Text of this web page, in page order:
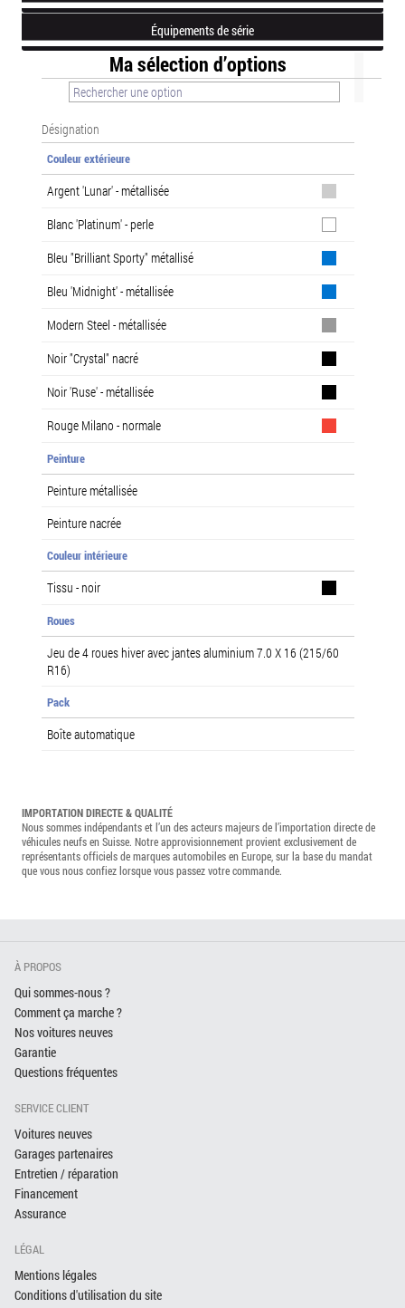
Équipements de série
Ma sélection d’options
Désignation
Couleur extérieure
Argent 'Lunar' - métallisée
Blanc 'Platinum' - perle
Bleu "Brilliant Sporty" métallisé
Bleu 'Midnight' - métallisée
Modern Steel - métallisée
Noir "Crystal" nacré
Noir 'Ruse' - métallisée
Rouge Milano - normale
Peinture
Peinture métallisée
Peinture nacrée
Couleur intérieure
Tissu - noir
Roues
Jeu de 4 roues hiver avec jantes aluminium 7.0 X 16 (215/60
R16)
Pack
Boîte automatique
IMPORTATION DIRECTE & QUALITÉ
Nous sommes indépendants et l’un des acteurs majeurs de l’importation directe de
véhicules neufs en Suisse. Notre approvisionnement provient exclusivement de
représentants officiels de marques automobiles en Europe, sur la base du mandat
que vous nous confiez lorsque vous passez votre commande.
À PROPOS
Qui sommes-nous ?
Comment ça marche ?
Nos voitures neuves
Garantie
Questions fréquentes
SERVICE CLIENT
Voitures neuves
Garages partenaires
Entretien / réparation
Financement
Assurance
LÉGAL
Mentions légales
Conditions d'utilisation du site